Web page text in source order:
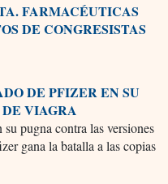
FARMACÉUTICAS
DE CONGRESISTAS
DE PFIZER EN SU
VIAGRA
pugna contra las versiones
gana la batalla a las copias